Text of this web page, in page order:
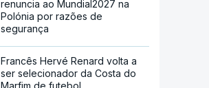
renuncia ao Mundial2027 na
Polónia por razões de
segurança
Francês Hervé Renard volta a
ser selecionador da Costa do